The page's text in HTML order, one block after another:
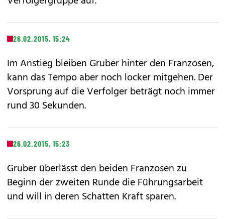
26.02.2015, 15:24
Im Anstieg bleiben Gruber hinter den Franzosen,
kann das Tempo aber noch locker mitgehen. Der
Vorsprung auf die Verfolger beträgt noch immer
rund 30 Sekunden.
26.02.2015, 15:23
Gruber überlässt den beiden Franzosen zu
Beginn der zweiten Runde die Führungsarbeit
und will in deren Schatten Kraft sparen.